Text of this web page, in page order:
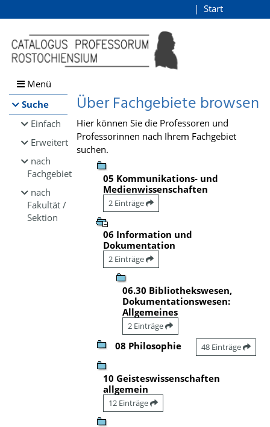
Browsen
direkt zum Inhalt
Start
Menü
Suche
Einfach
Erweitert
nach
Fachgebiet
nach
Fakultät /
Sektion
Über Fachgebiete browsen
Hier können Sie die Professoren und
Professorinnen nach Ihrem Fachgebiet
suchen.
05 Kommunikations- und
Medienwissenschaften
2 Einträge
06 Information und
Dokumentation
2 Einträge
06.30 Bibliothekswesen,
Dokumentationswesen:
Allgemeines
2 Einträge
08 Philosophie 48 Einträge
10 Geisteswissenschaften
allgemein
12 Einträge